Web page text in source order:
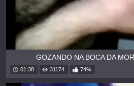
GOZANDO NA BOCA DA
01:38 31174 74%